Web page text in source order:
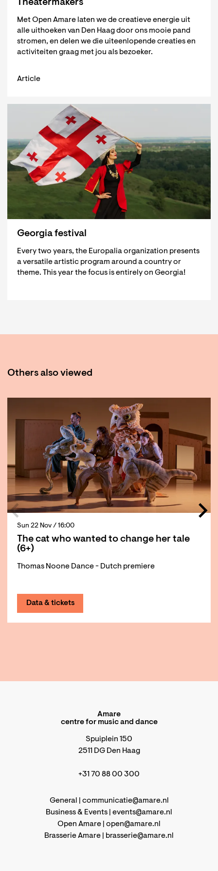
Theatermakers
Met Open Amare laten we de creatieve energie uit
alle uithoeken van Den Haag door ons mooie pand
stromen, en delen we die uiteenlopende creaties en
activiteiten graag met jou als bezoeker.
Article
Georgia festival
Every two years, the Europalia organization presents
a versatile artistic program around a country or
theme. This year the focus is entirely on Georgia!
Others also viewed
The cat who wanted to change her tale
(6+)
Thomas Noone Dance - Dutch premiere
Sun 22 Nov / 16:00
Data & tickets
Amare
centre for music and dance
Spuiplein 150
2511 DG Den Haag
+31 70 88 00 300
General | communicatie@amare.nl
Business & Events | events@amare.nl
Open Amare | open@amare.nl
Brasserie Amare | brasserie@amare.nl